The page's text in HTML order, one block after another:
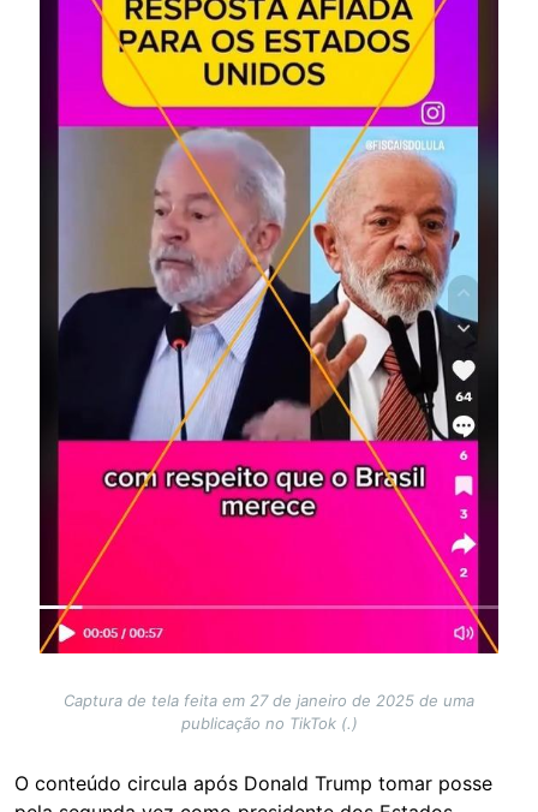
Captura de tela feita em 27 de janeiro de 2025 de uma
publicação no TikTok (.)
O conteúdo circula após Donald Trump tomar posse